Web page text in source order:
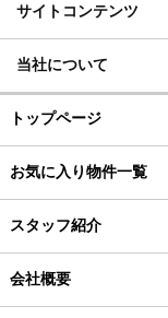
サイトコンテンツ
当社について
トップページ
お気に入り物件一覧
スタッフ紹介
会社概要